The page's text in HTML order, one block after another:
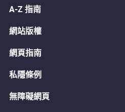
A-Z 指南
網站版權
網頁指南
私隱條例
無障礙網頁